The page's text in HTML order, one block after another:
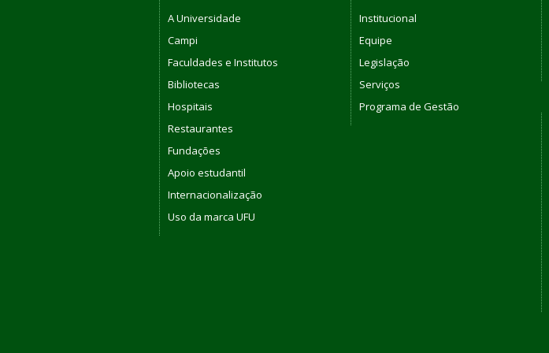
A Universidade
Campi
Faculdades e Institutos
Bibliotecas
Hospitais
Restaurantes
Fundações
Apoio estudantil
Internacionalização
Uso da marca UFU
Institucional
Equipe
Legislação
Serviços
Programa de Gestão